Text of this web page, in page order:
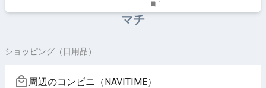
1
マチ
ショッピング（日用品）
周辺のコンビニ（NAVITIME）